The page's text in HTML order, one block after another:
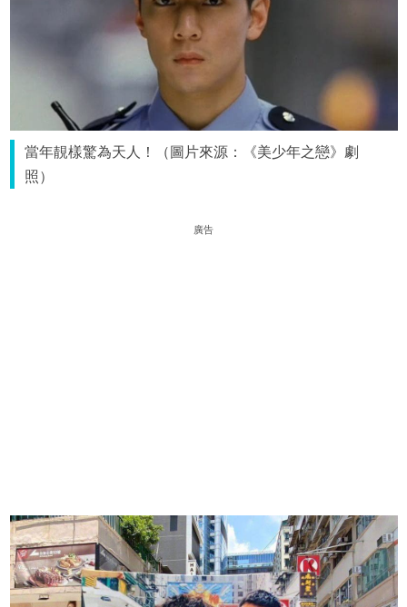
當年靚樣驚為天人！（圖片來源：《美少年之戀》劇
照）
廣告